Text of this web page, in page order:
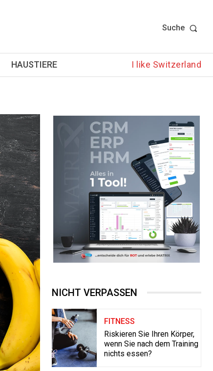
Suche
HAUSTIERE I like Switzerland
NICHT VERPASSEN
FITNESS
Riskieren Sie Ihren Körper,
wenn Sie nach dem Training
nichts essen?